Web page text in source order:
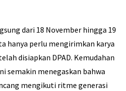
dari 18 November hingga 19
hanya perlu mengirimkan karya
disiapkan DPAD. Kemudahan
semakin menegaskan bahwa
mengikuti ritme generasi